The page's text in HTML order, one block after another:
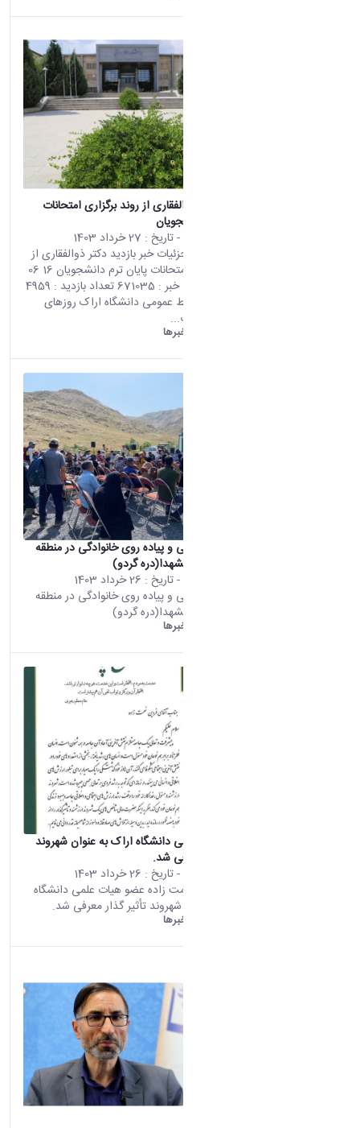
بازدید دکتر ذوالفقاری از روند برگزاری امتحانات
پایان ترم دانشجویان
- تاریخ : 27 خرداد 1403
صفحه اصلی جزئیات خبر بازدید دکتر ذوالفقاری از
روند برگزاری امتحانات پایان ترم دانشجویان 16 06
2024 01:26 کد خبر : 671035 تعداد بازدید : 4959
به گزارش روابط عمومی دانشگاه اراک روزهای
پایانی امتحانات...
خبرها
همایش فرهنگی و پیاده روی خانوادگی در منطقه
گردشگری نورالشهدا(دره گردو)
- تاریخ : 26 خرداد 1403
همایش فرهنگی و پیاده روی خانوادگی در منطقه
گردشگری نورالشهدا(دره گردو)
خبرها
عضو هیات علمی دانشگاه اراک به عنوان شهروند
تأثیر گذار معرفی شد.
- تاریخ : 26 خرداد 1403
دکتر فردین نعمت زاده عضو هیات علمی دانشگاه
اراک به عنوان شهروند تأثیر گذار معرفی شد.
خبرها